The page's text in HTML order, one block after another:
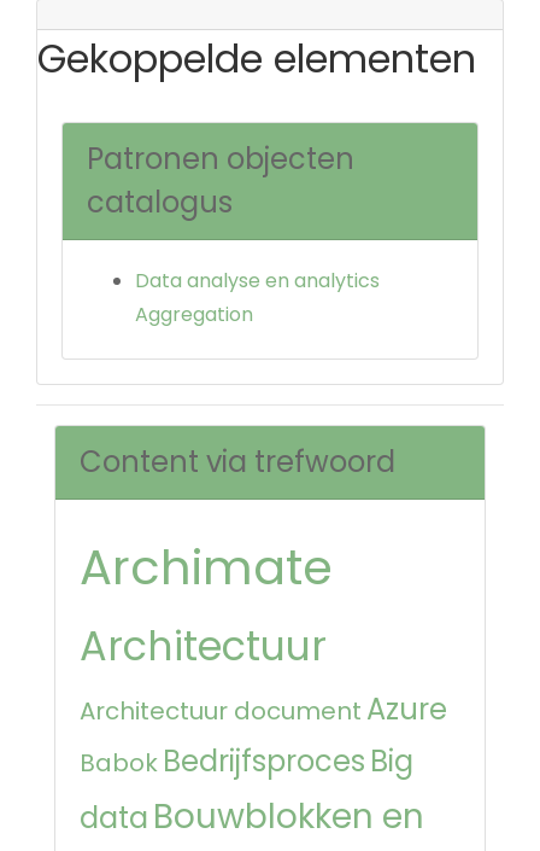
Gekoppelde elementen
Patronen objecten
catalogus
Data analyse en analytics
Aggregation
Content via trefwoord
Archimate
Architectuur
Architectuur document Azure
Babok Bedrijfsproces Big
data Bouwblokken en